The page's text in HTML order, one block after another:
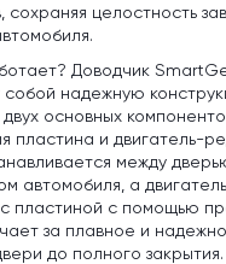
сохраняя целостность
Доводчик
собой надежную
основных
пластина и двигатель-
между
автомобиля, а
пластиной с помощью
за плавное и
до полного